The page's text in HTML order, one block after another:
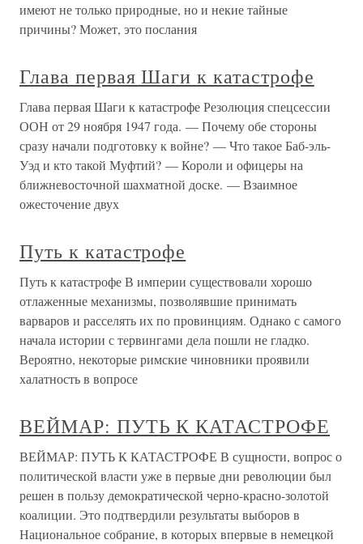
имеют не только природные, но и некие тайные
причины? Может, это послания
Глава первая Шаги к катастрофе
Глава первая Шаги к катастрофе Резолюция спецсессии
ООН от 29 ноября 1947 года. — Почему обе стороны
сразу начали подготовку к войне? — Что такое Баб-эль-
Уэд и кто такой Муфтий? — Короли и офицеры на
ближневосточной шахматной доске. — Взаимное
ожесточение двух
Путь к катастрофе
Путь к катастрофе В империи существовали хорошо
отлаженные механизмы, позволявшие принимать
варваров и расселять их по провинциям. Однако с самого
начала истории с тервингами дела пошли не гладко.
Вероятно, некоторые римские чиновники проявили
халатность в вопросе
ВЕЙМАР: ПУТЬ К КАТАСТРОФЕ
ВЕЙМАР: ПУТЬ К КАТАСТРОФЕ В сущности, вопрос о
политической власти уже в первые дни революции был
решен в пользу демократической черно-красно-золотой
коалиции. Это подтвердили результаты выборов в
Национальное собрание, в которых впервые в немецкой